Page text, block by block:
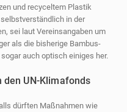
und recyceltem Plastik
in der
sei laut Vereinsangaben um
als die bisherige Bambus-
auch optisch einiges her.
UN-Klimafonds
dürften Maßnahmen wie